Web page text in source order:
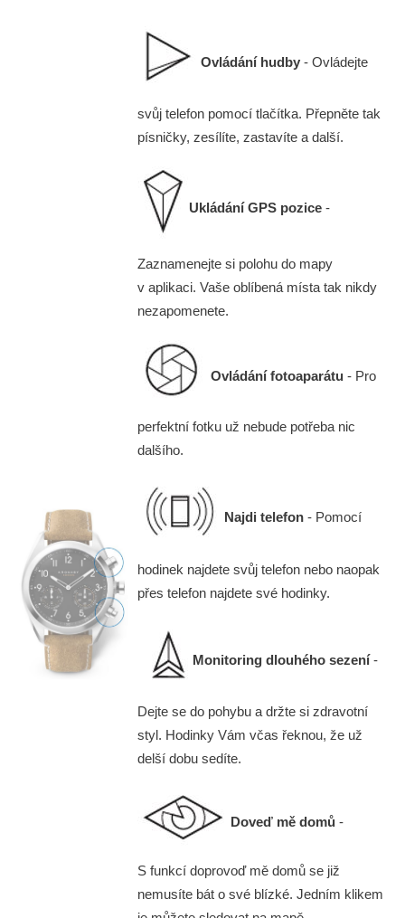
Ovládání hudby - Ovládejte
svůj telefon pomocí tlačítka. Přepněte tak
písničky, zesílíte, zastavíte a další.
Ukládání GPS pozice -
Zaznamenejte si polohu do mapy
v aplikaci. Vaše oblíbená místa tak nikdy
nezapomenete.
Ovládání fotoaparátu - Pro
perfektní fotku už nebude potřeba nic
dalšího.
Najdi telefon - Pomocí
hodinek najdete svůj telefon nebo naopak
přes telefon najdete své hodinky.
Monitoring dlouhého sezení -
Dejte se do pohybu a držte si zdravotní
styl. Hodinky Vám včas řeknou, že už
delší dobu sedíte.
Doveď mě domů -
S funkcí doprovoď mě domů se již
nemusíte bát o své blízké. Jedním klikem